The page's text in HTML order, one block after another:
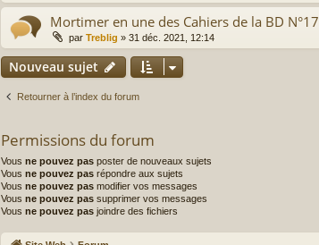
Mortimer en une des Cahiers de la BD N°17
par Treblig » 31 déc. 2021, 12:14
Nouveau sujet
Retourner à l’index du forum
Permissions du forum
Vous ne pouvez pas poster de nouveaux sujets
Vous ne pouvez pas répondre aux sujets
Vous ne pouvez pas modifier vos messages
Vous ne pouvez pas supprimer vos messages
Vous ne pouvez pas joindre des fichiers